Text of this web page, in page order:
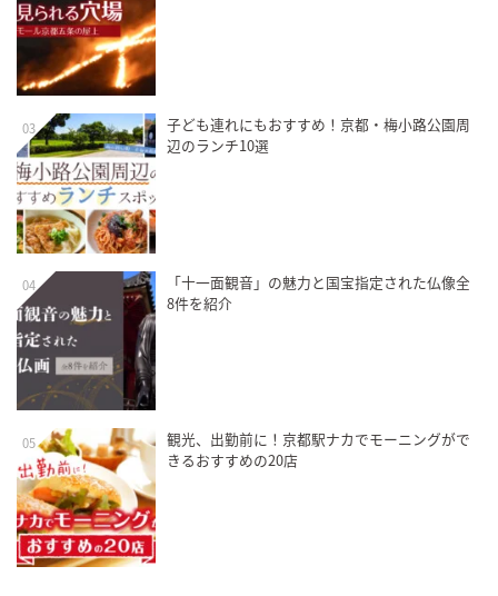
03
子ども連れにもおすすめ！京都・梅小路公園周
辺のランチ10選
04
「十一面観音」の魅力と国宝指定された仏像全
8件を紹介
05
観光、出勤前に！京都駅ナカでモーニングがで
きるおすすめの20店